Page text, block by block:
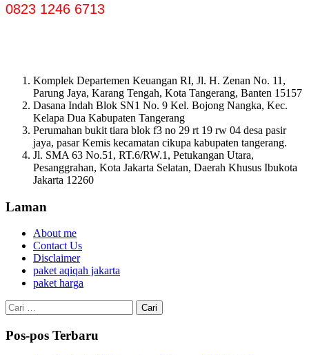
0823 1246 6713
Komplek Departemen Keuangan RI, Jl. H. Zenan No. 11,
Parung Jaya, Karang Tengah, Kota Tangerang, Banten 15157
Dasana Indah Blok SN1 No. 9 Kel. Bojong Nangka, Kec.
Kelapa Dua Kabupaten Tangerang
Perumahan bukit tiara blok f3 no 29 rt 19 rw 04 desa pasir
jaya, pasar Kemis kecamatan cikupa kabupaten tangerang.
Jl. SMA 63 No.51, RT.6/RW.1, Petukangan Utara,
Pesanggrahan, Kota Jakarta Selatan, Daerah Khusus Ibukota
Jakarta 12260
Laman
About me
Contact Us
Disclaimer
paket aqiqah jakarta
paket harga
Cari
untuk:
Pos-pos Terbaru